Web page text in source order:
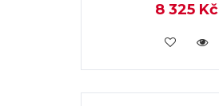
8 325 Kč
KOUPIT